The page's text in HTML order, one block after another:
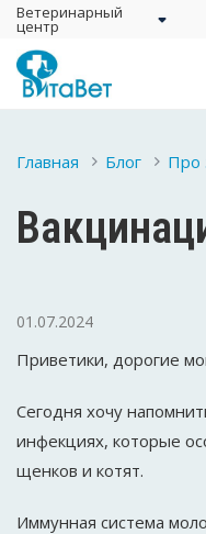
Ветеринарный
центр
Главная Блог
01.07.2024
Приветики, дорогие
Сегодня хочу
инфекциях, которые
щенков и котят.
Иммунная система